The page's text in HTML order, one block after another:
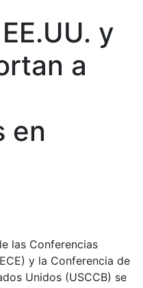
y
a
en
las Conferencias
y la Conferencia de
Unidos (USCCB) se